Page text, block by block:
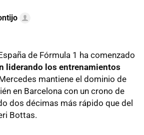
de Fórmula 1 ha comenzado
liderando los entrenamientos
mantiene el dominio de
en Barcelona con un crono de
dos décimas más rápido que del
Bottas.